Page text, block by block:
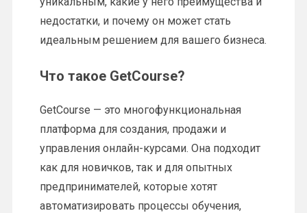
недостатки, и почему он может стать
идеальным решением для вашего бизнеса.
Что такое GetCourse?
GetCourse — это многофункциональная
платформа для создания, продажи и
управления онлайн-курсами. Она подходит
как для новичков, так и для опытных
предпринимателей, которые хотят
автоматизировать процессы обучения,